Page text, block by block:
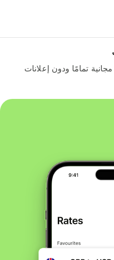
تمامًا ودون إعلانات